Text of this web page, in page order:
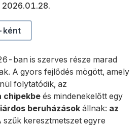
2026.01.28.
ként
ban is szerves része marad
A gyors fejlődés mögött, amely
folytatódik, az
chipekbeés mindenekelőtt egy
beruházások állnak: az
szűk keresztmetszet egyre